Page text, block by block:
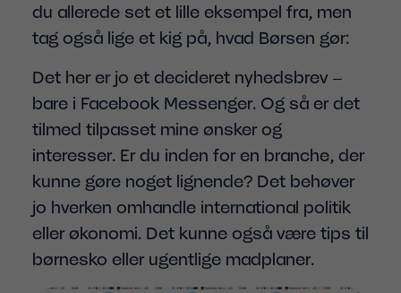
du allerede set et lille eksempel fra, men
tag også lige et kig på, hvad Børsen gør:
Det her er jo et decideret nyhedsbrev –
bare i Facebook Messenger. Og så er det
tilmed tilpasset mine ønsker og
interesser. Er du inden for en branche, der
kunne gøre noget lignende? Det behøver
jo hverken omhandle international politik
eller økonomi. Det kunne også være tips til
børnesko eller ugentlige madplaner.